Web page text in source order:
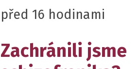
před 16 hodinami
Zachránili jsme